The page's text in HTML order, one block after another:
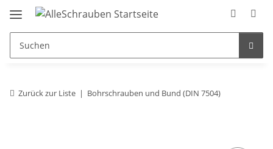
Zurück zur Liste Bohrschrauben und Bund (DIN 7504)